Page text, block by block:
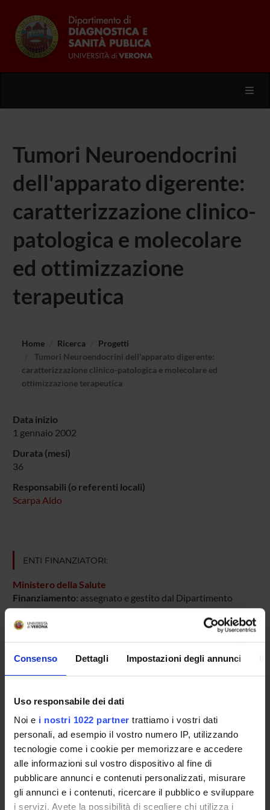
Consenso Dettagli Impostazioni degli annunci
Uso responsabile dei dati
Noi e i nostri 1022 partner trattiamo i vostri dati
personali, ad esempio il vostro numero IP, utilizzando
tecnologie come i cookie per memorizzare e accedere
alle informazioni sul vostro dispositivo al fine di
pubblicare annunci e contenuti personalizzati, misurare
gli annunci e i contenuti, ricercare il pubblico e sviluppare
i servizi. Avete la possibilità di scegliere chi utilizza i
Tumori Neuroendocrini
dell'apparato digerente:
caratterizzazione clinico-
patologica e molecolare
ed ottimizzazione
terapeutica
Home Ricerca
Progetti
Tumori Neuroendocrini dell'apparato digerente:
caratterizzazione clinico-patologica e molecolare ed
ottimizzazione terapeutica
Data inizio
1 gennaio 2002
Durata (mesi)
36
Responsabili (o referenti locali)
Scarpa Aldo
ENTI FINANZIATORI:
Ministero della Salute
Finanziamento: assegnato e gestito dal Dipartimento
Aldo Scarpa
SEZIONI
Anatomia Patologica